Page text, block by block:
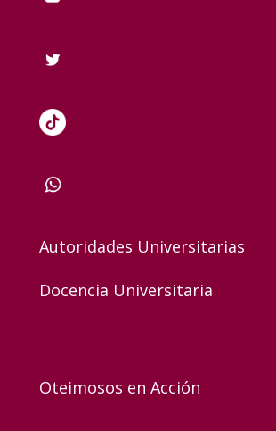
Autoridades Universitarias
Docencia Universitaria
Oteimosos en Acción